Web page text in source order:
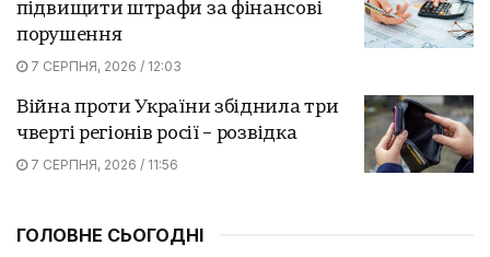
підвищити штрафи за фінансові
порушення
7 СЕРПНЯ, 2026 / 12:03
Війна проти України збіднила три
чверті регіонів росії – розвідка
7 СЕРПНЯ, 2026 / 11:56
ГОЛОВНЕ СЬОГОДНІ